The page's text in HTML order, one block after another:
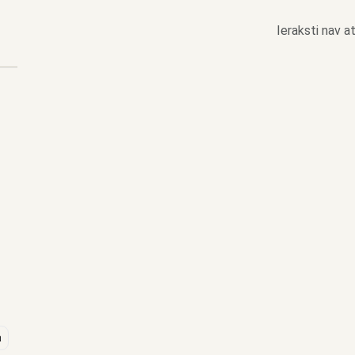
Ieraksti nav